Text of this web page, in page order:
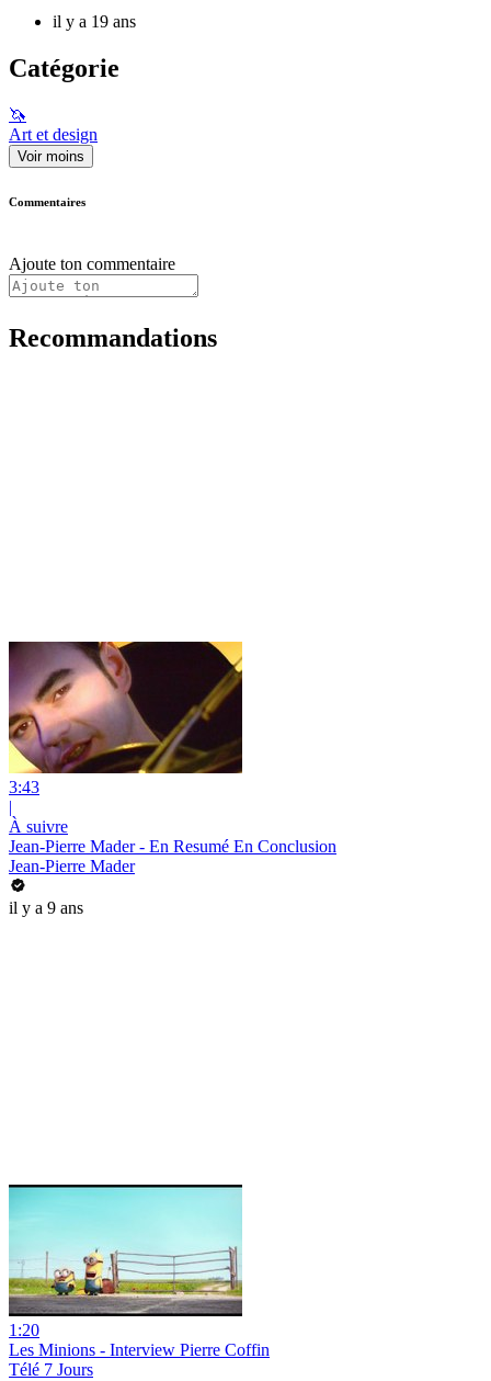
il y a 19 ans
Catégorie
🦄
Art et design
Voir moins
Commentaires
Ajoute ton commentaire
Recommandations
3:43
|
À suivre
Jean-Pierre Mader - En Resumé En Conclusion
Jean-Pierre Mader
il y a 9 ans
1:20
Les Minions - Interview Pierre Coffin
Télé 7 Jours